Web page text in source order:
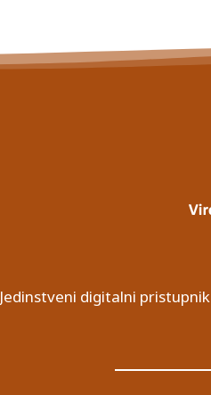
Jedinstveni digitalni pristupnik